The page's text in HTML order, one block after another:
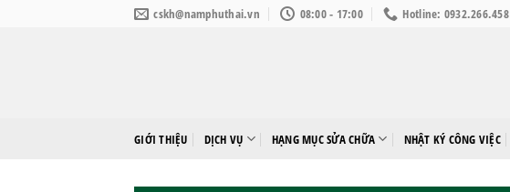
cskh@namphuthai.vn 08:00 - 17:00 Hotline: 0932.266.458
GIỚI THIỆU DỊCH VỤ HẠNG MỤC SỬA CHỮA NHẬT KÝ CÔNG VIỆC